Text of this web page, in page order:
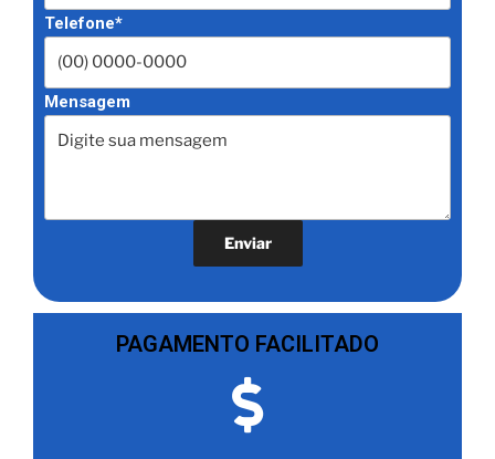
Telefone*
Mensagem
PAGAMENTO FACILITADO